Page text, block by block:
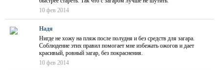
10 фев 2014
Надя
Нигде не хожу на пляж после полудня и без средств для загара.
Соблюдение этих правил помогает мне избежать ожогов и дает
красивый, ровный загар, без покраснения.
10 фев 2014